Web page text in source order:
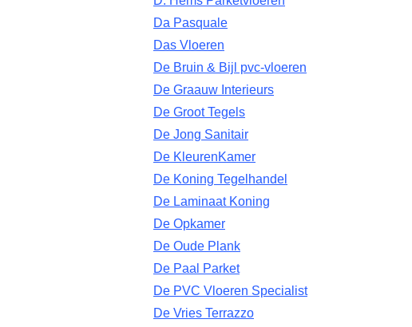
Da Pasquale
Das Vloeren
De Bruin & Bijl pvc-vloeren
De Graauw Interieurs
De Groot Tegels
De Jong Sanitair
De KleurenKamer
De Koning Tegelhandel
De Laminaat Koning
De Opkamer
De Oude Plank
De Paal Parket
De PVC Vloeren Specialist
De Vries Terrazzo